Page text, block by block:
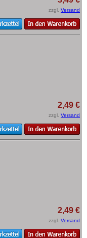
zzgl. Versand
2,49 €
zzgl. Versand
2,49 €
zzgl. Versand